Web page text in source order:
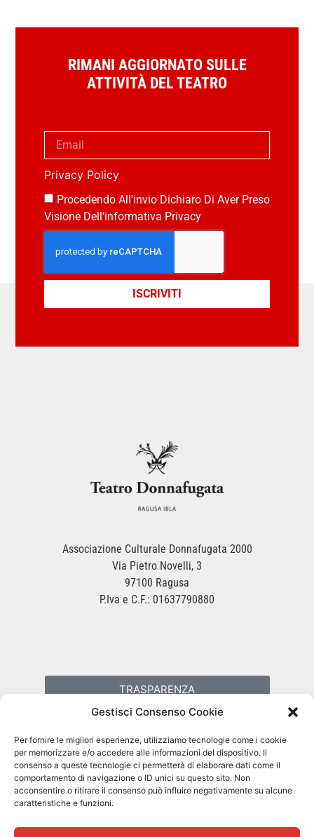
Gestisci Consenso Cookie
Per fornire le migliori esperienze, utilizziamo tecnologie come i cookie
per memorizzare e/o accedere alle informazioni del dispositivo. Il
consenso a queste tecnologie ci permetterà di elaborare dati come il
comportamento di navigazione o ID unici su questo sito. Non
acconsentire o ritirare il consenso può influire negativamente su alcune
caratteristiche e funzioni.
RIMANI AGGIORNATO SULLE
ATTIVITÀ DEL TEATRO
Privacy Policy
Procedendo All'invio Dichiaro Di Aver Preso
Visione Dell'informativa Privacy
ISCRIVITI
Associazione Culturale Donnafugata 2000
Via Pietro Novelli, 3
97100 Ragusa
P.Iva e C.F.: 01637790880
TRASPARENZA
COOKIES POLICY